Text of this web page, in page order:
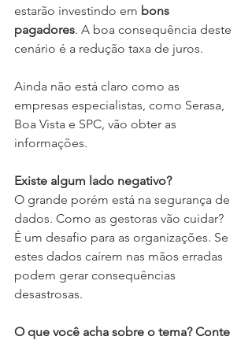
estarão investindo em bons
pagadores. A boa consequência deste
cenário é a redução taxa de juros.
Ainda não está claro como as
empresas especialistas, como Serasa,
Boa Vista e SPC, vão obter as
informações.
Existe algum lado negativo?
O grande porém está na segurança de
dados. Como as gestoras vão cuidar?
É um desafio para as organizações. Se
estes dados caírem nas mãos erradas
podem gerar consequências
desastrosas.
O que você acha sobre o tema? Conte